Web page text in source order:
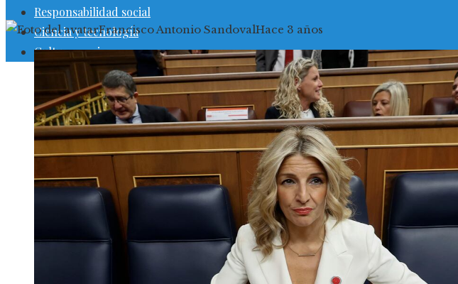
Responsabilidad social
Ciencia y tecnología
Cultura y ocio
Francisco Antonio SandovalHace 3 años